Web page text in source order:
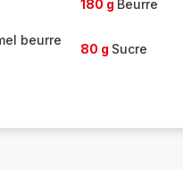
180 g Beurre
beurre
80 g Sucre